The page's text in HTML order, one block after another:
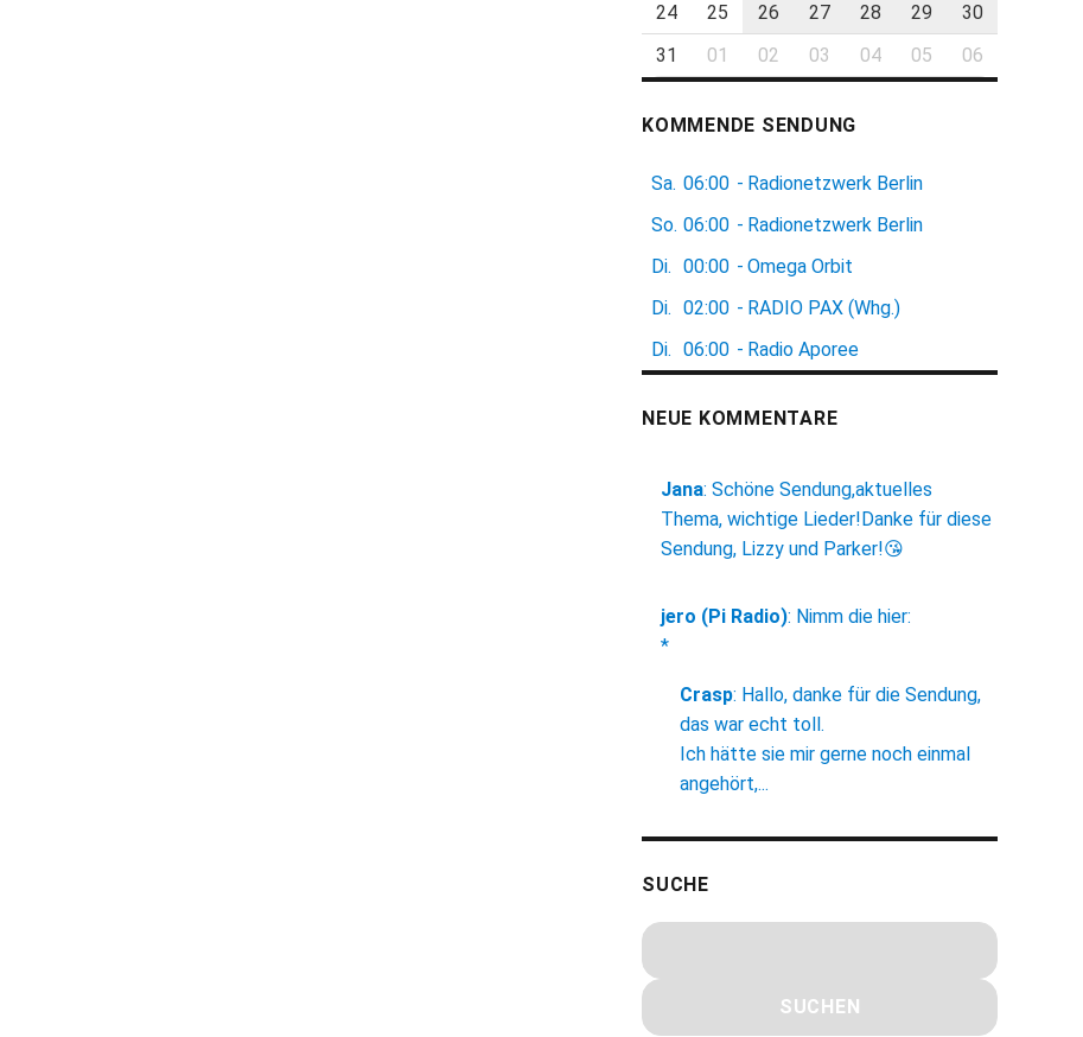
24
25 26 27 28 29
30
31
01 02 03 04 05 06
KOMMENDE SENDUNG
Sa. 06:00 - Radionetzwerk Berlin
So. 06:00 - Radionetzwerk Berlin
Di. 00:00 - Omega Orbit
Di. 02:00 - RADIO PAX (Whg.)
Di. 06:00 - Radio Aporee
NEUE KOMMENTARE
Jana: Schöne Sendung,aktuelles
Thema, wichtige Lieder!Danke für diese
Sendung, Lizzy und Parker!😘
jero (Pi Radio): Nimm die hier:
*
Crasp: Hallo, danke für die Sendung,
das war echt toll.
Ich hätte sie mir gerne noch einmal
angehört,...
SUCHE